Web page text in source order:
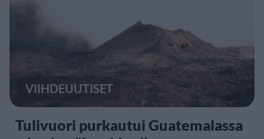
VIIHDEUUTISET
Tulivuori purkautui Guatemalassa